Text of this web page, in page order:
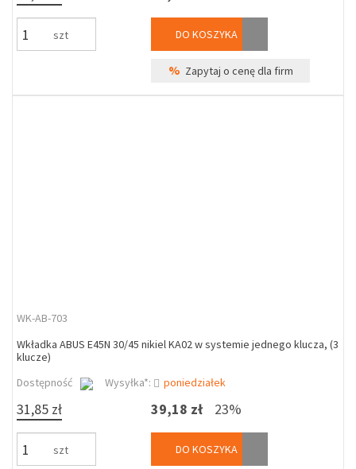
szt DO KOSZYKA
% Zapytaj o cenę dla firm
WK-AB-703
Wkładka ABUS E45N 30/45 nikiel KA02 w systemie jednego klucza, (3
klucze)
Dostępność
Wysyłka*: poniedziałek
31,85 zł
szt
39,18 zł 23%
DO KOSZYKA